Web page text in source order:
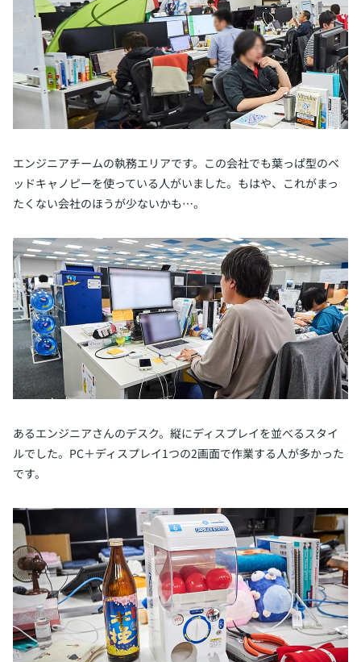
エンジニアチームの執務エリアです。この会社でも葉っぱ型のベ
ッドキャノピーを使っている人がいました。もはや、これがまっ
たくない会社のほうが少ないかも…。
あるエンジニアさんのデスク。縦にディスプレイを並べるスタイ
ルでした。PC＋ディスプレイ1つの2画面で作業する人が多かった
です。